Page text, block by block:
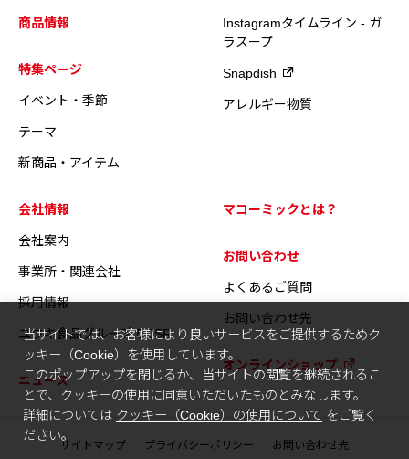
商品情報
特集ページ
イベント・季節
テーマ
新商品・アイテム
Instagramタイムライン - ガ
ラスープ
Snapdish
アレルギー物質
会社情報
会社案内
事業所・関連会社
採用情報
ユウキ食品グループのCSR
ニュース
マコーミックとは？
お問い合わせ
よくあるご質問
お問い合わせ先
オンラインショップ
サイトマップ プライバシーポリシー お問い合わせ先
当サイトでは、お客様により良いサービスをご提供するためク
ッキー（Cookie）を使用しています。
このポップアップを閉じるか、当サイトの閲覧を継続されるこ
とで、クッキーの使用に同意いただいたものとみなします。
詳細については クッキー（Cookie）の使用について をご覧く
ださい。